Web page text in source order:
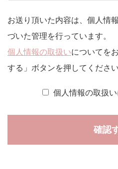
お送り頂いた内容は、個人情
づいた管理を行っています。
個人情報の取扱いについてを
する」ボタンを押してください
個人情報の取扱